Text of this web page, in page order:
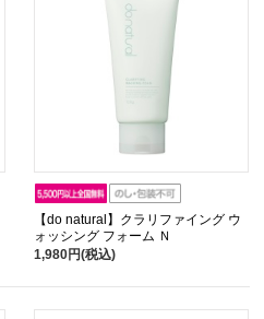
【do natural】クラリファイング ウ
ォッシング フォーム Ｎ
1,980円(税込)